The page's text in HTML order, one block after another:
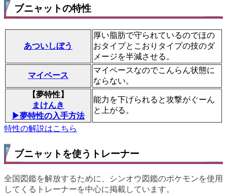
ブニャットの特性
あついしぼう
厚い脂肪で守られているのでほの
おタイプとこおりタイプの技のダ
メージを半減させる。
マイペース
マイペースなのでこんらん状態に
ならない。
【夢特性】
まけんき
▶夢特性の入手方法
能力を下げられると攻撃がぐーん
と上がる。
特性の解説はこちら
ブニャットを使うトレーナー
全国図鑑を解放するために、シンオウ図鑑のポケモンを使用
してくるトレーナーを中心に掲載しています。